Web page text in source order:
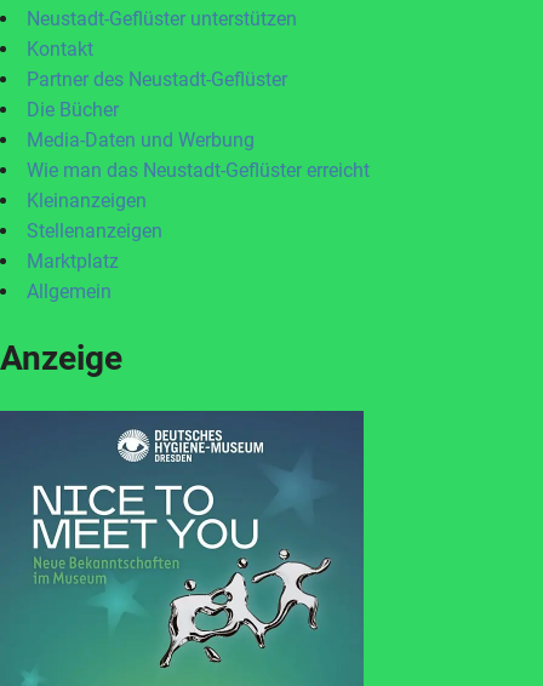
Neustadt-Geflüster unterstützen
Kontakt
Partner des Neustadt-Geflüster
Die Bücher
Media-Daten und Werbung
Wie man das Neustadt-Geflüster erreicht
Kleinanzeigen
Stellenanzeigen
Marktplatz
Allgemein
Anzeige